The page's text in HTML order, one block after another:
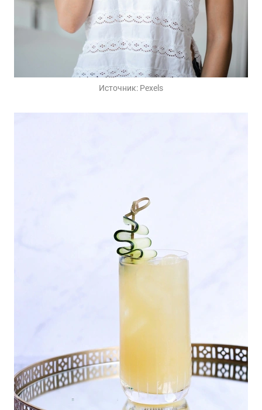
Источник: Pexels